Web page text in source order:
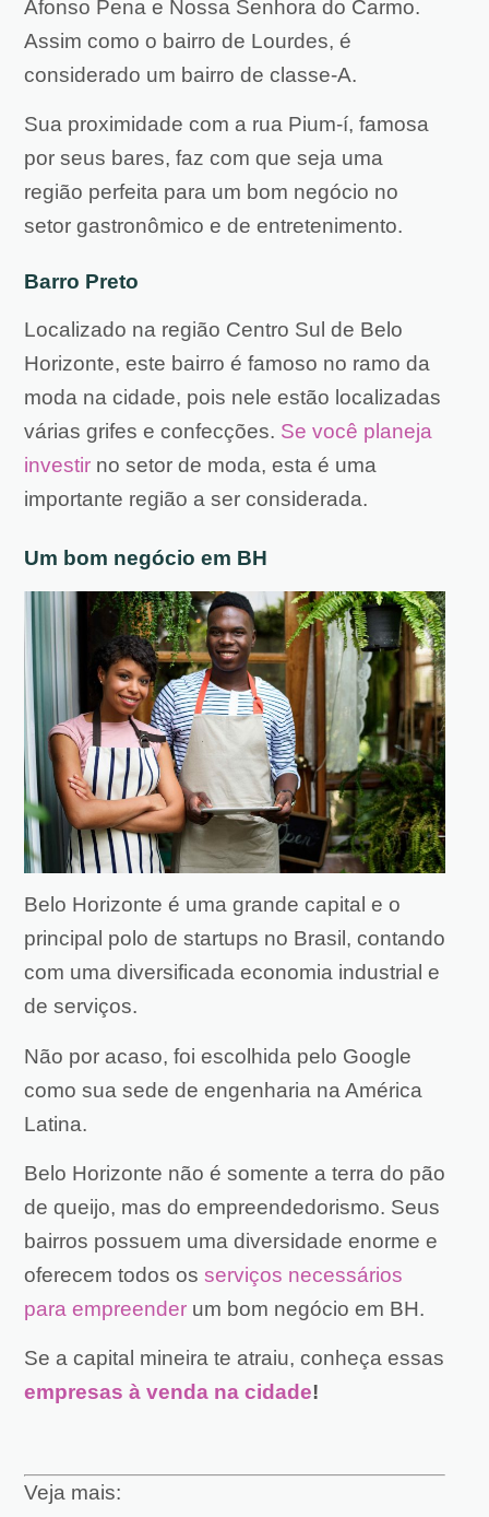
Afonso Pena e Nossa Senhora do Carmo.
Assim como o bairro de Lourdes, é
considerado um bairro de classe-A.
Sua proximidade com a rua Pium-í, famosa
por seus bares, faz com que seja uma
região perfeita para um bom negócio no
setor gastronômico e de entretenimento.
Barro Preto
Localizado na região Centro Sul de Belo
Horizonte, este bairro é famoso no ramo da
moda na cidade, pois nele estão localizadas
várias grifes e confecções. Se você planeja
investir no setor de moda, esta é uma
importante região a ser considerada.
Um bom negócio em BH
Belo Horizonte é uma grande capital e o
principal polo de startups no Brasil, contando
com uma diversificada economia industrial e
de serviços.
Não por acaso, foi escolhida pelo Google
como sua sede de engenharia na América
Latina.
Belo Horizonte não é somente a terra do pão
de queijo, mas do empreendedorismo. Seus
bairros possuem uma diversidade enorme e
oferecem todos os serviços necessários
para empreender um bom negócio em BH.
Se a capital mineira te atraiu, conheça essas
empresas à venda na cidade!
Veja mais: